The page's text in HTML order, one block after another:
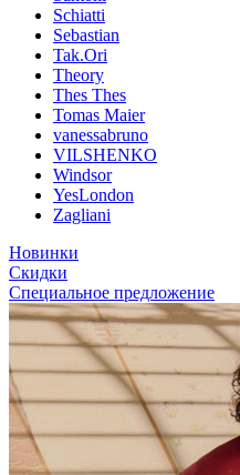
Schiatti
Sebastian
Tak.Ori
Theory
Thes Thes
Tomas Maier
vanessabruno
VILSHENKO
Windsor
YesLondon
Zagliani
Новинки
Скидки
Специальное предложение